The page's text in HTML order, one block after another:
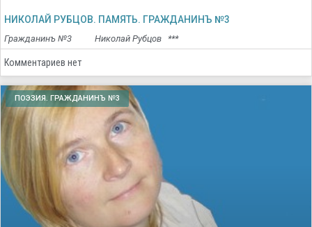
НИКОЛАЙ РУБЦОВ. ПАМЯТЬ. ГРАЖДАНИНЪ №3
Гражданинъ №3 Николай Рубцов ***
Комментариев нет
ПОЭЗИЯ. ГРАЖДАНИНЪ №3